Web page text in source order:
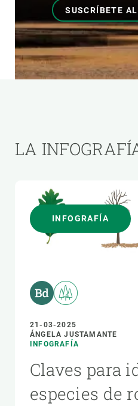
SUSCRÍBETE
LA
INFOGRAFÍA
21-03-2025
ÁNGELA JUSTAMANTE
INFOGRAFÍA
Claves para
especies de